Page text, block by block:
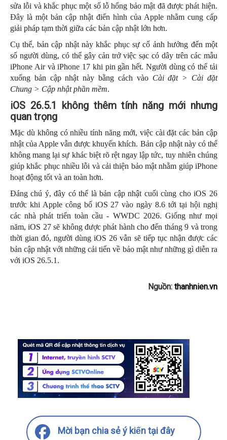
sửa lỗi và khắc phục một số lỗ hổng bảo mật đã được phát hiện.
Đây là một bản cập nhật điển hình của Apple nhằm cung cấp
giải pháp tạm thời giữa các bản cập nhật lớn hơn.
Cụ thể, bản cập nhật này khắc phục sự cố ảnh hưởng đến một
số người dùng, có thể gây cản trở việc sạc có dây trên các mẫu
iPhone Air và iPhone 17 khi pin gần hết. Người dùng có thể tải
xuống bản cập nhật này bằng cách vào Cài đặt > Cài đặt
Chung > Cập nhật phần mềm.
iOS 26.5.1 không thêm tính năng mới nhưng
quan trọng
Mặc dù không có nhiều tính năng mới, việc cài đặt các bản cập
nhật của Apple vẫn được khuyến khích. Bản cập nhật này có thể
không mang lại sự khác biệt rõ rệt ngay lập tức, tuy nhiên chúng
giúp khắc phục nhiều lỗi và cải thiện bảo mật nhằm giúp iPhone
hoạt động tốt và an toàn hơn.
Đáng chú ý, đây có thể là bản cập nhật cuối cùng cho iOS 26
trước khi Apple công bố iOS 27 vào ngày 8.6 tới tại hội nghị
các nhà phát triển toàn cầu - WWDC 2026. Giống như mọi
năm, iOS 27 sẽ không được phát hành cho đến tháng 9 và trong
thời gian đó, người dùng iOS 26 vẫn sẽ tiếp tục nhận được các
bản cập nhật với những cải tiến về bảo mật như những gì diễn ra
với iOS 26.5.1.
Nguồn: thanhnien.vn
Mời bạn chia sẻ ý kiến tại đây